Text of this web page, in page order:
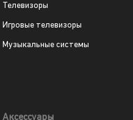
Телевизоры
Игровые телевизоры
Музыкальные системы
Аксессуары